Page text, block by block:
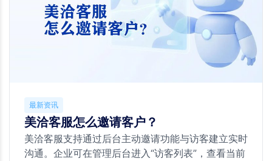
最新资讯
美洽客服怎么邀请客户？
美洽客服支持通过后台主动邀请功能与访客建立实时
沟通。企业可在管理后台进入“访客列表”，查看当前